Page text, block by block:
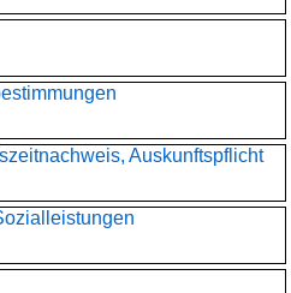
Auskunftspflicht